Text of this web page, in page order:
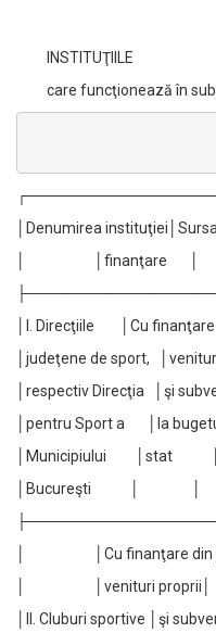
INSTITUŢIILE
care funcţionează în
│Denumirea
│ │finanţare │
│I. Direcţiile │Cu finanţare
│judeţene de sport,
│respectiv Direcţia │şi
│pentru Sport a │la
│Municipiului │stat │
│Bucureşti │ │
│ │Cu finanţare din│
│ │venituri proprii│
│II. Cluburi sportive │şi